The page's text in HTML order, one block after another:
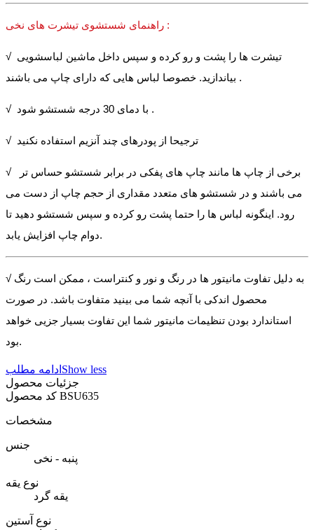
راهنمای شستشوی تیشرت های نخی :
√ تیشرت ها را پشت و رو کرده و سپس داخل ماشین لباسشویی
بیاندازید. خصوصا لباس هایی که دارای چاپ می باشند .
√ با دمای 30 درجه شستشو شود .
√ برخی از چاپ ها مانند چاپ های پفکی در برابر شستشو حساس تر
می باشند و در شستشو های متعدد مقداری از حجم چاپ از دست می
رود. اینگونه لباس ها را حتما پشت رو کرده و سپس شستشو دهید تا
دوام چاپ افزایش یابد.
√ به دلیل تفاوت مانیتور ها در رنگ و نور و کنتراست ، ممکن است رنگ
محصول اندکی با آنچه شما می بینید متفاوت باشد. در صورت
استاندارد بودن تنظیمات مانیتور شما این تفاوت بسیار جزیی خواهد
بود.
ادامه مطلب Show less
جزئیات محصول
BSU635
مشخصات
جنس
پنبه - نخی
نوع یقه
یقه گرد
نوع آستین